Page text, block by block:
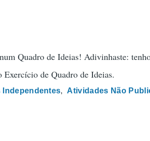
Quadro de Ideias! Adivinhaste:
de Quadro de Ideias.
Independentes
Atividades Não